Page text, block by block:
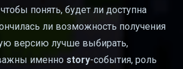
понять, будет ли доступна
ли возможность получения
версию лучше выбирать,
именно story-события, роль